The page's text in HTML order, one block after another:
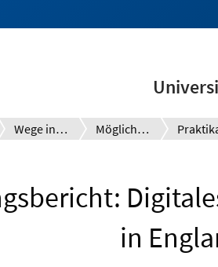
Wege ins Ausland Möglichkeiten
in